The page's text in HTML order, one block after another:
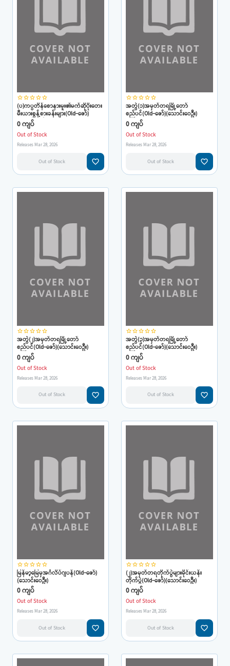
star_borderstar_borderstar_borderstar_borderstar_border
(ပ)ကပ္ပတိန်စောနားမူး၏မက်ဆိုပိုးတေး
မီးယားစွန့်စားခန်းများ(Old-ဇော်)
(သောင်းဝေဦး)
0 ကျပ်
Out of Stock
Releases Mar 28, 2026
Out of Stock favorite_border
star_borderstar_borderstar_borderstar_borderstar_border
အတွဲ(၁)အမှတ်တရမြို့တော်
စည်ပင်(Old-ဇော်)(သောင်းဝေဦး)
0 ကျပ်
Out of Stock
Releases Mar 28, 2026
Out of Stock favorite_border
star_borderstar_borderstar_borderstar_borderstar_border
အတွဲ(၂)အမှတ်တရမြို့တော်
စည်ပင်(Old-ဇော်)(သောင်းဝေဦး)
0 ကျပ်
Out of Stock
Releases Mar 28, 2026
Out of Stock favorite_border
star_borderstar_borderstar_borderstar_borderstar_border
အတွဲ(၃)အမှတ်တရမြို့တော်
စည်ပင်(Old-ဇော်)(သောင်းဝေဦး)
0 ကျပ်
Out of Stock
Releases Mar 28, 2026
Out of Stock favorite_border
star_borderstar_borderstar_borderstar_borderstar_border
မြန်မာ့မြေမှအင်္ဂလိပ်ဂျပန်(Old-ဇော်)
(သောင်းဝေဦး)
0 ကျပ်
Out of Stock
Releases Mar 28, 2026
Out of Stock favorite_border
star_borderstar_borderstar_borderstar_borderstar_border
(၂)အမှတ်တရတိုက်ပွဲများမိုင်းယန်း
တိုက်ပွဲ(Old-ဇော်)(သောင်းဝေဦး)
0 ကျပ်
Out of Stock
Releases Mar 28, 2026
Out of Stock favorite_border